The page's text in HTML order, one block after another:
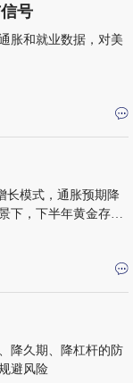
号
胀和就业数据，对美
长模式，通胀预期降
下，下半年黄金存在
降久期、降杠杆的防
避风险